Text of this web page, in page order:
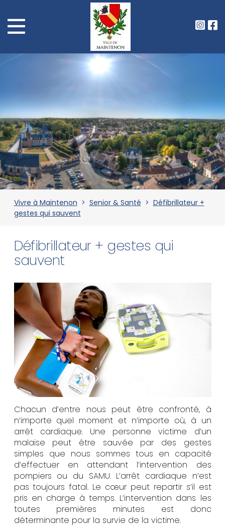
Vivre à Maintenon > Senior & Santé > Défibrillateur +
gestes qui sauvent
Défibrillateur + gestes qui
sauvent
Chacun d’entre nous peut être confronté, à
n’importe quel moment et n’importe où, à un
arrêt cardiaque. Une personne victime d’un
malaise peut être sauvée par des gestes
simples que nous sommes tous en capacité
d’effectuer en attendant l’intervention des
pompiers ou du SAMU. L’arrêt cardiaque n’est
pas toujours fatal. Le cœur peut repartir s’il est
pris en charge à temps. L’intervention dans les
toutes premières minutes est donc
déterminante pour la survie de la victime.